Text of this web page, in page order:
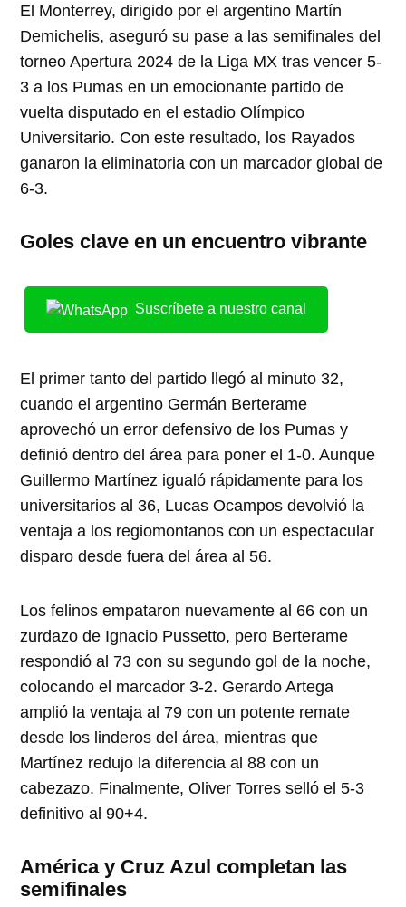
El Monterrey, dirigido por el argentino Martín
Demichelis, aseguró su pase a las semifinales del
torneo Apertura 2024 de la Liga MX tras vencer 5-
3 a los Pumas en un emocionante partido de
vuelta disputado en el estadio Olímpico
Universitario. Con este resultado, los Rayados
ganaron la eliminatoria con un marcador global de
6-3.
Goles clave en un encuentro vibrante
Suscríbete a nuestro canal
El primer tanto del partido llegó al minuto 32,
cuando el argentino Germán Berterame
aprovechó un error defensivo de los Pumas y
definió dentro del área para poner el 1-0. Aunque
Guillermo Martínez igualó rápidamente para los
universitarios al 36, Lucas Ocampos devolvió la
ventaja a los regiomontanos con un espectacular
disparo desde fuera del área al 56.
Los felinos empataron nuevamente al 66 con un
zurdazo de Ignacio Pussetto, pero Berterame
respondió al 73 con su segundo gol de la noche,
colocando el marcador 3-2. Gerardo Artega
amplió la ventaja al 79 con un potente remate
desde los linderos del área, mientras que
Martínez redujo la diferencia al 88 con un
cabezazo. Finalmente, Oliver Torres selló el 5-3
definitivo al 90+4.
América y Cruz Azul completan las
semifinales